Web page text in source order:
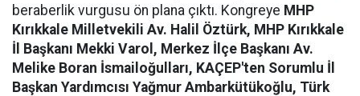
beraberlik vurgusu ön plana çıktı. Kongreye MHP
Kırıkkale Milletvekili Av. Halil Öztürk, MHP Kırıkkale
İl Başkanı Mekki Varol, Merkez İlçe Başkanı Av.
Melike Boran İsmailoğulları, KAÇEP'ten Sorumlu İl
Başkan Yardımcısı Yağmur Ambarkütükoğlu, Türk